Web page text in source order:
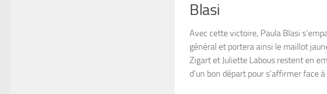
Blasi
Avec cette victoire, Paula Blasi
général et portera ainsi le maillot
Zigart et Juliette Labous restent en
d’un bon départ pour s’affirmer face